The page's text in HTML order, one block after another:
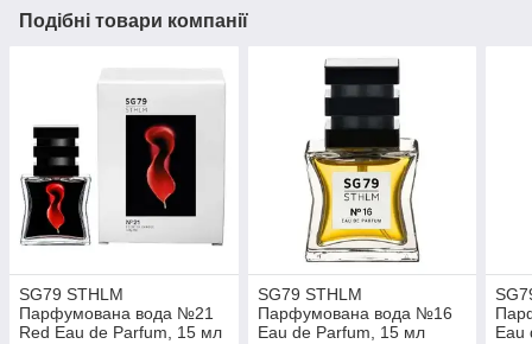
Подібні товари компанії
SG79 STHLM
Парфумована вода №21
Red Eau de Parfum, 15 мл
SG79 STHLM
Парфумована вода №16
Eau de Parfum, 15 мл
Eau